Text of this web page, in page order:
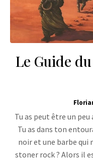
Le Guide
Tu as peut être un
Tu as dans ton
noir et une barbe qui
stoner rock ? Alors il